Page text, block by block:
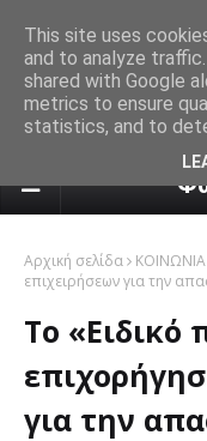
Αρχική σελίδα ΚΟΙΝΩΝΙΑ
επιχειρήσεων για την
Το «Ειδικό
για την
This site uses
and to analyze
shared with Google
metrics to ensure
statistics, and to